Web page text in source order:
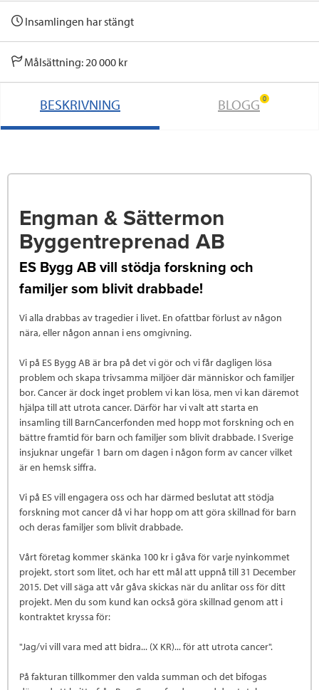
Insamlingen har stängt
Målsättning: 20 000 kr
BESKRIVNING BLOGG 0
Engman & Sättermon
Byggentreprenad AB
ES Bygg AB vill stödja forskning och
familjer som blivit drabbade!
Vi alla drabbas av tragedier i livet. En ofattbar förlust av någon
nära, eller någon annan i ens omgivning.
Vi på ES Bygg AB är bra på det vi gör och vi får dagligen lösa
problem och skapa trivsamma miljöer där människor och familjer
bor. Cancer är dock inget problem vi kan lösa, men vi kan däremot
hjälpa till att utrota cancer. Därför har vi valt att starta en
insamling till BarnCancerfonden med hopp mot forskning och en
bättre framtid för barn och familjer som blivit drabbade. I Sverige
insjuknar ungefär 1 barn om dagen i någon form av cancer vilket
är en hemsk siffra.
Vi på ES vill engagera oss och har därmed beslutat att stödja
forskning mot cancer då vi har hopp om att göra skillnad för barn
och deras familjer som blivit drabbade.
Vårt företag kommer skänka 100 kr i gåva för varje nyinkommet
projekt, stort som litet, och har ett mål att uppnå till 31 December
2015. Det vill säga att vår gåva skickas när du anlitar oss för ditt
projekt. Men du som kund kan också göra skillnad genom att i
kontraktet kryssa för:
"Jag/vi vill vara med att bidra... (X KR)... för att utrota cancer".
På fakturan tillkommer den valda summan och det bifogas